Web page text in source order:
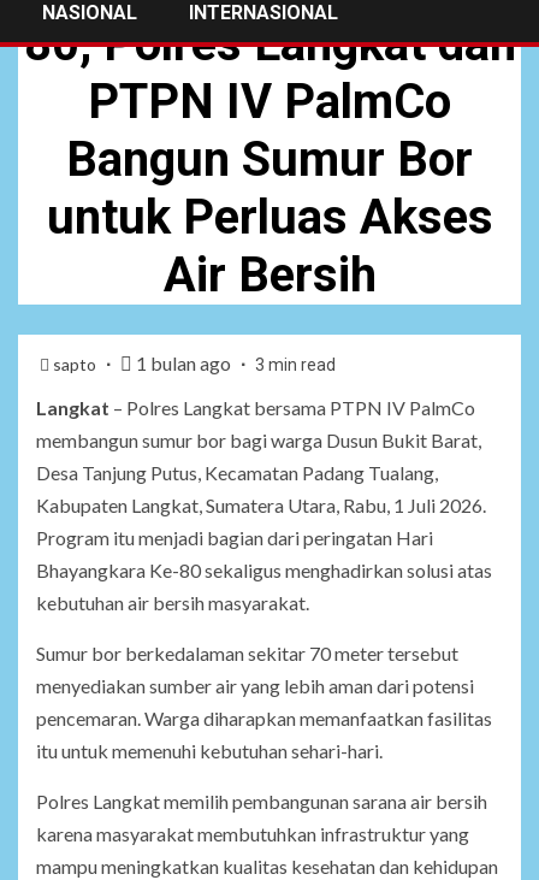
NASIONAL INTERNASIONAL
80, Polres Langkat dan
PTPN IV PalmCo
Bangun Sumur Bor
untuk Perluas Akses
Air Bersih
sapto 1 bulan ago 3 min read
Langkat – Polres Langkat bersama PTPN IV PalmCo
membangun sumur bor bagi warga Dusun Bukit Barat,
Desa Tanjung Putus, Kecamatan Padang Tualang,
Kabupaten Langkat, Sumatera Utara, Rabu, 1 Juli 2026.
Program itu menjadi bagian dari peringatan Hari
Bhayangkara Ke-80 sekaligus menghadirkan solusi atas
kebutuhan air bersih masyarakat.
Sumur bor berkedalaman sekitar 70 meter tersebut
menyediakan sumber air yang lebih aman dari potensi
pencemaran. Warga diharapkan memanfaatkan fasilitas
itu untuk memenuhi kebutuhan sehari-hari.
Polres Langkat memilih pembangunan sarana air bersih
karena masyarakat membutuhkan infrastruktur yang
mampu meningkatkan kualitas kesehatan dan kehidupan